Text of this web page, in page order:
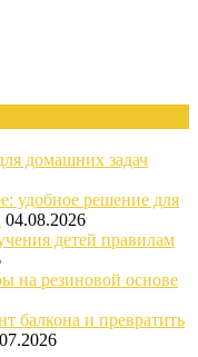
домашних задач
удобное решение для
04.08.2026
детей правилам
на резиновой основе
балкона и превратить